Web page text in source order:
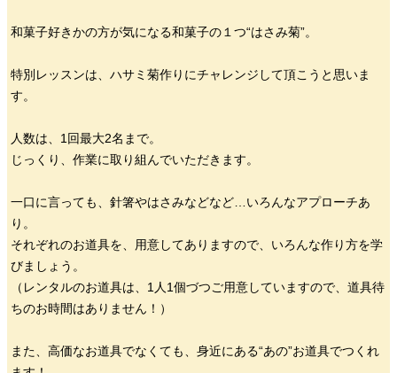
和菓子好きかの方が気になる和菓子の１つ“はさみ菊”。
特別レッスンは、ハサミ菊作りにチャレンジして頂こうと思いま
す。
人数は、1回最大2名まで。
じっくり、作業に取り組んでいただきます。
一口に言っても、針箸やはさみなどなど…いろんなアプローチあ
り。
それぞれのお道具を、用意してありますので、いろんな作り方を学
びましょう。
（レンタルのお道具は、1人1個づつご用意していますので、道具待
ちのお時間はありません！）
また、高価なお道具でなくても、身近にある“あの”お道具でつくれ